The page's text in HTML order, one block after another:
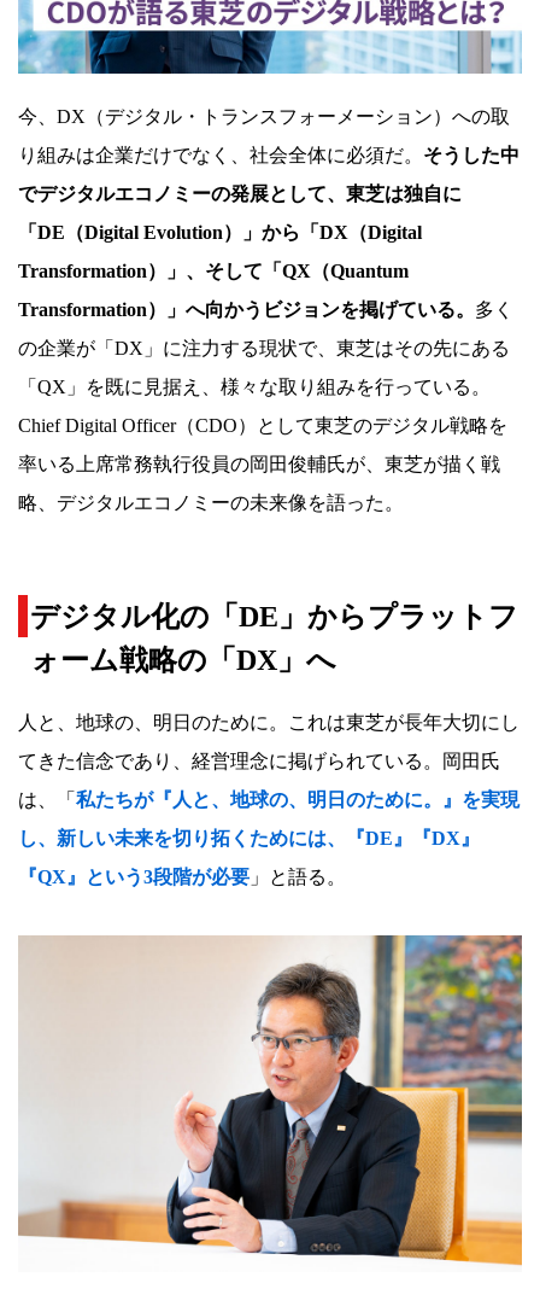
ム・
ト
ン
ス
フ
ォ
ー
メ
ー
シ
ョ
ン
今、DX（デジタル・トランスフォーメーション）への取
り組みは企業だけでなく、社会全体に必須だ。 そうした中
でデジタルエコノミーの発展として、東芝は独自に
「DE（Digital Evolution）」から「DX（Digital
Transformation）」、そして「QX（Quantum
Transformation）」へ向かうビジョンを掲げている。 多く
の企業が「DX」に注力する現状で、東芝はその先にある
「QX」を既に見据え、様々な取り組みを行っている。
Chief Digital Officer（CDO）として東芝のデジタル戦略を
率いる上席常務執行役員の岡田俊輔氏が、東芝が描く戦
略、デジタルエコノミーの未来像を語った。
デジタル化の「DE」からプラットフ
ォーム戦略の「DX」へ
人と、地球の、明日のために。これは東芝が長年大切にし
てきた信念であり、経営理念に掲げられている。岡田氏
は、「 私たちが『人と、地球の、明日のために。』を実現
し、新しい未来を切り拓くためには、『DE』『DX』
『QX』という3段階が必要 」と語る。